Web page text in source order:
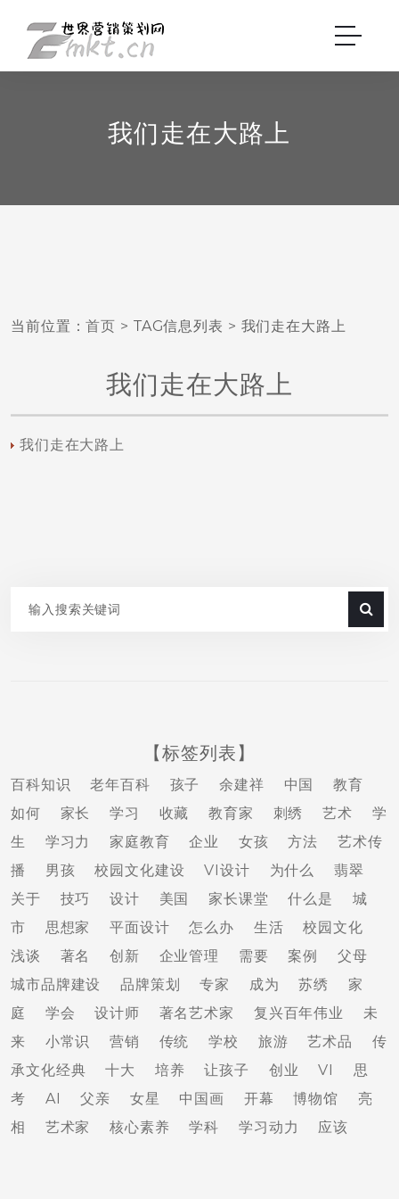
我们走在大路上
当前位置：首页 > TAG信息列表 > 我们走在大路上
我们走在大路上
我们走在大路上
【标签列表】
百科知识 老年百科 孩子 余建祥 中国
教育
如何
家长 学习 收藏 教育家 刺绣 艺术
学
生
学习力 家庭教育 企业 女孩 方法
艺术传
播
男孩 校园文化建设 VI设计 为什么
翡翠
关于
技巧 设计 美国 家长课堂 什么是
城
市
思想家 平面设计 怎么办 生活
校园文化
浅谈
著名 创新 企业管理 需要 案例
父母
城市品牌建设
品牌策划 专家 成为 苏绣
家
庭
学会 设计师 著名艺术家 复兴百年伟业
未
来
小常识 营销 传统 学校 旅游 艺术品
传
承文化经典
十大 培养 让孩子 创业 VI
思
考
AI 父亲 女星 中国画 开幕 博物馆
亮
相
艺术家 核心素养 学科 学习动力 应该